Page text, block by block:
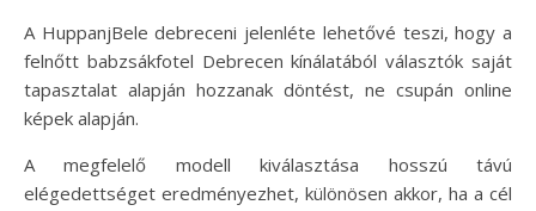
A HuppanjBele debreceni jelenléte lehetővé teszi, hogy a
felnőtt babzsákfotel Debrecen kínálatából választók saját
tapasztalat alapján hozzanak döntést, ne csupán online
képek alapján.
A megfelelő modell kiválasztása hosszú távú
elégedettséget eredményezhet, különösen akkor, ha a cél